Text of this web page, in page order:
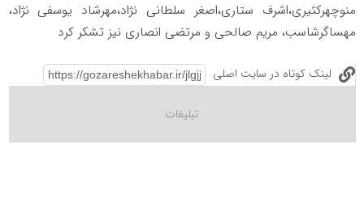
منوچهرکثیری،اشرف ستاری،اصغر سلطانی نژاد،مهرشاد یوسفی نژاد،
مهساگرشاسب، مریم صالحی و مرتضی انصاری نیز تشکر کرد
لینک کوتاه در سایت اصلی